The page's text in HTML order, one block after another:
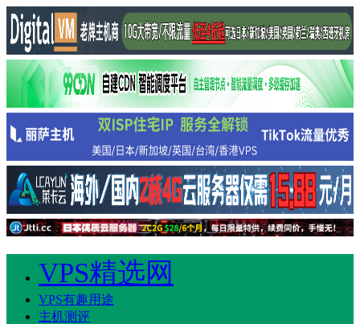
VPS精选网
VPS有趣用途
主机测评